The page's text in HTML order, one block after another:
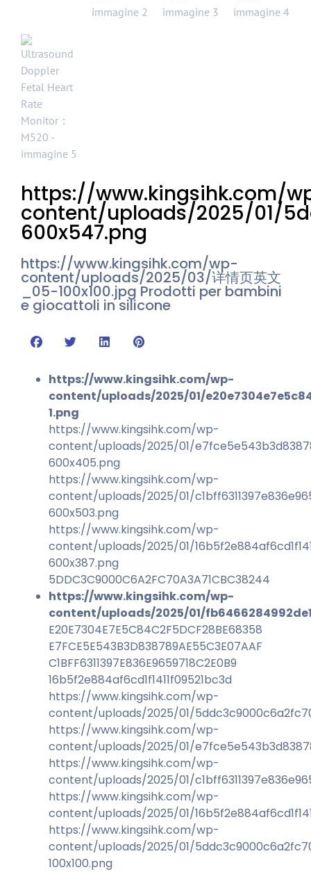
https://www.kingsihk.com/
content/uploads/2025/01/
600x547.png
https://www.kingsihk.com/wp-
content/uploads/2025/03/详情页英文
_05-100x100.jpg Prodotti per bambini
e giocattoli in silicone
https://www.kingsihk.com/wp-
content/uploads/2025/01/
1.png
https://www.kingsihk.com/wp-
content/uploads/2025/01/
600x405.png
https://www.kingsihk.com/wp-
content/uploads/2025/01/
600x503.png
https://www.kingsihk.com/wp-
content/uploads/2025/01/
600x387.png
5DDC3C9000C6A2FC70A3A71CBC38244
https://www.kingsihk.com/wp-
content/uploads/2025/01/
E20E7304E7E5C84C2F5DCF28BE68358
E7FCE5E543B3D838789AE55C3E07AAF
C1BFF6311397E836E9659718C2E0B9
16b5f2e884af6cd1f1411f09521bc3d
https://www.kingsihk.com/wp-
content/uploads/2025/01/
https://www.kingsihk.com/wp-
content/uploads/2025/01/
https://www.kingsihk.com/wp-
content/uploads/2025/01/
https://www.kingsihk.com/wp-
content/uploads/2025/01/
https://www.kingsihk.com/wp-
content/uploads/2025/01/
100x100.png